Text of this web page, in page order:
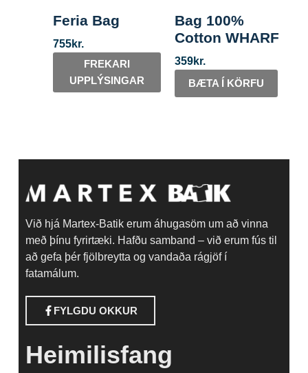
Feria Bag
755kr.
FREKARI
UPPLÝSINGAR
Bag 100%
Cotton WHARF
359kr.
BÆTA Í KÖRFU
Við hjá Martex-Batik erum áhugasöm um að vinna
með þínu fyrirtæki. Hafðu samband – við erum fús til
að gefa þér fjölbreytta og vandaða rágjöf í
fatamálum.
FYLGDU OKKUR
Heimilisfang